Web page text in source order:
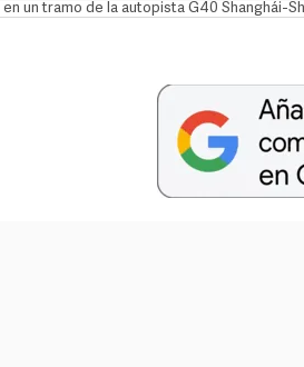
un tramo de la autopista G40 Shanghái-